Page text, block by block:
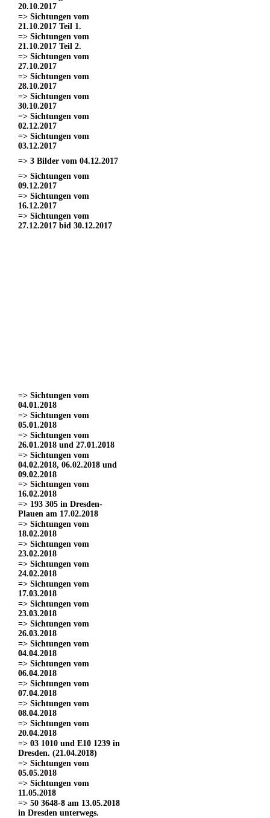
20.10.2017
=> Sichtungen vom
21.10.2017 Teil 1.
=> Sichtungen vom
21.10.2017 Teil 2.
=> Sichtungen vom
27.10.2017
=> Sichtungen vom
28.10.2017
=> Sichtungen vom
30.10.2017
=> Sichtungen vom
02.12.2017
=> Sichtungen vom
03.12.2017
=> 3 Bilder vom 04.12.2017
=> Sichtungen vom
09.12.2017
=> Sichtungen vom
16.12.2017
=> Sichtungen vom
27.12.2017 bid 30.12.2017
=> Sichtungen vom
04.01.2018
=> Sichtungen vom
05.01.2018
=> Sichtungen vom
26.01.2018 und 27.01.2018
=> Sichtungen vom
04.02.2018, 06.02.2018 und
09.02.2018
=> Sichtungen vom
16.02.2018
=> 193 305 in Dresden-
Plauen am 17.02.2018
=> Sichtungen vom
18.02.2018
=> Sichtungen vom
23.02.2018
=> Sichtungen vom
24.02.2018
=> Sichtungen vom
17.03.2018
=> Sichtungen vom
23.03.2018
=> Sichtungen vom
26.03.2018
=> Sichtungen vom
04.04.2018
=> Sichtungen vom
06.04.2018
=> Sichtungen vom
07.04.2018
=> Sichtungen vom
08.04.2018
=> Sichtungen vom
20.04.2018
=> 03 1010 und E10 1239 in
Dresden. (21.04.2018)
=> Sichtungen vom
05.05.2018
=> Sichtungen vom
11.05.2018
=> 50 3648-8 am 13.05.2018
in Dresden unterwegs.